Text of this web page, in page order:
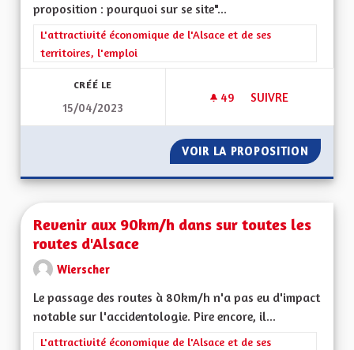
proposition : pourquoi sur se site"...
Filtrer les résultats de la catégorie : L'attractivité
L'attractivité économique de l'Alsace et de ses
territoires, l'emploi
CRÉÉ LE
15/04/2023
49 49 ABONNÉS
SUIVRE
VOIR LA PROPOSITION
Revenir aux 90km/h dans sur toutes les
routes d'Alsace
Wierscher
Le passage des routes à 80km/h n'a pas eu d'impact
notable sur l'accidentologie. Pire encore, il...
Filtrer les résultats de la catégorie : L'attractivité
L'attractivité économique de l'Alsace et de ses